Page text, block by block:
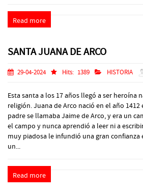
Read more
SANTA JUANA DE ARCO
29-04-2024 Hits: 1389 HISTORIA
Esta santa a los 17 años llegó a ser heroína
religión. Juana de Arco nació en el año 1412
padre se llamaba Jaime de Arco, y era un
el campo y nunca aprendió a leer ni a
muy piadosa le infundió una gran confianza
un...
Read more